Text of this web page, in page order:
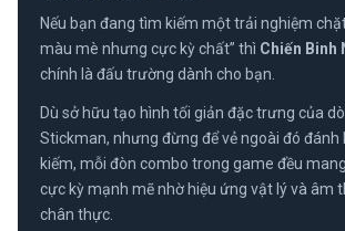
Nếu bạn đang tìm kiếm một trải nghiệm
màu mè nhưng cực kỳ chất” thì Chiến Binh
chính là đấu trường dành cho bạn.
Dù sở hữu tạo hình tối giản đặc trưng của
Stickman, nhưng đừng để vẻ ngoài đó đánh
kiếm, mỗi đòn combo trong game đều
cực kỳ mạnh mẽ nhờ hiệu ứng vật lý và âm
chân thực.